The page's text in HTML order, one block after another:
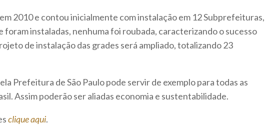
2010 e contou inicialmente com instalação em 12 Subprefeituras,
foram instaladas, nenhuma foi roubada, caracterizando o sucesso
de instalação das grades será ampliado, totalizando 23
Prefeitura de São Paulo pode servir de exemplo para todas as
Assim poderão ser aliadas economia e sustentabilidade.
clique aqui.